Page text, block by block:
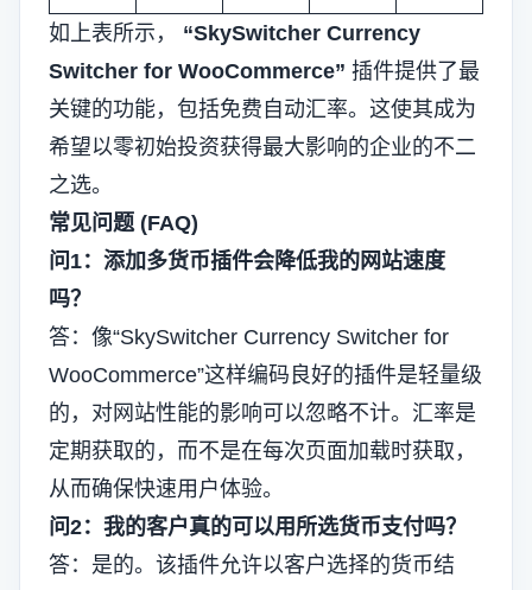
如上表所示， “SkySwitcher Currency
Switcher for WooCommerce” 插件提供了最
关键的功能，包括免费自动汇率。这使其成为
希望以零初始投资获得最大影响的企业的不二
之选。
常见问题 (FAQ)
问1：添加多货币插件会降低我的网站速度
吗？
答：像“SkySwitcher Currency Switcher for
WooCommerce”这样编码良好的插件是轻量级
的，对网站性能的影响可以忽略不计。汇率是
定期获取的，而不是在每次页面加载时获取，
从而确保快速用户体验。
问2：我的客户真的可以用所选货币支付吗？
答：是的。该插件允许以客户选择的货币结